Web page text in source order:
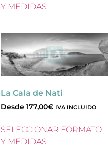
Y MEDIDAS
La Cala de Nati
Desde 177,00€ IVA INCLUIDO
SELECCIONAR FORMATO
Y MEDIDAS